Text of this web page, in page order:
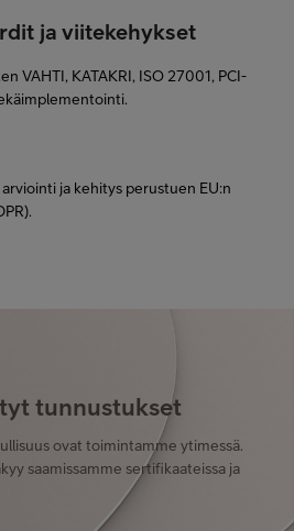
ja viitekehykset
VAHTI, KATAKRI, ISO 27001, PCI-
ja kehitys perustuen EU:n
tunnustukset
ovat toimintamme ytimessä.
saamissamme sertifikaateissa ja